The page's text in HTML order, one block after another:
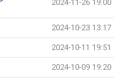
2024-11-26 19:00
2024-10-23 13:17
2024-10-11 19:51
2024-10-09 19:20